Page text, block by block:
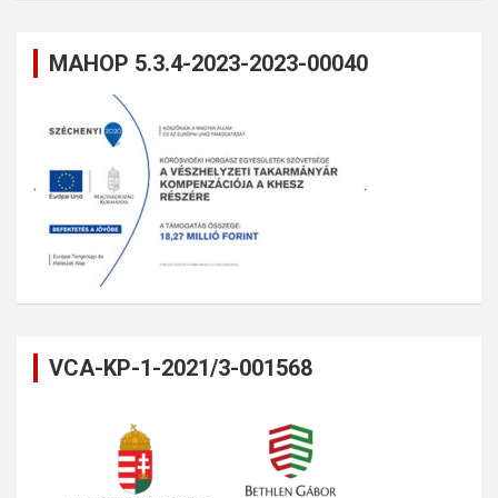
MAHOP 5.3.4-2023-2023-00040
VCA-KP-1-2021/3-001568